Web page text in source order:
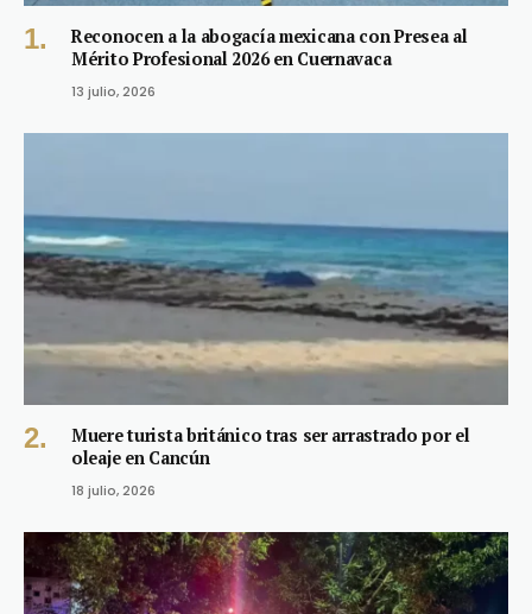
Reconocen a la abogacía mexicana con Presea al
Mérito Profesional 2026 en Cuernavaca
13 julio, 2026
Muere turista británico tras ser arrastrado por el
oleaje en Cancún
18 julio, 2026